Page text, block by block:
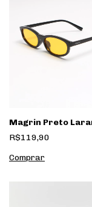
Magrin Preto
R$119,90